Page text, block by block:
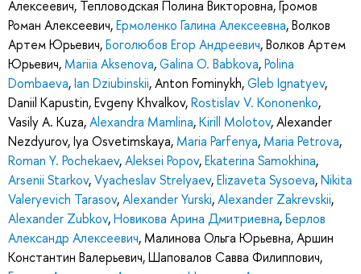
Алексеевич, Тепловодская Полина Викторовна,Громов
Роман Алексеевич,Ермоленко Галина Алексеевна,Волков
Артем Юрьевич,Боголюбов Егор Андреевич,Волков Артем
Юрьевич, Mariia Aksenova,Galina O. Babkova,Polina
Dombaeva,Ian Dziubinskii,Anton Fominykh,Gleb Ignatyev,
Daniil Kapustin,Evgeny Khvalkov,Rostislav V. Kononenko,
Vasily A. Kuza,Alexandra Mamlina,Kirill Molotov,Alexander
Nezdyurov,Iya Osvetimskaya, Maria Parfenya, Maria Petrova,
Roman Y. Pochekaev,Aleksei Popov,Ekaterina Samokhina,
Arsenii Starkov,Vyacheslav Strelyaev,Elizaveta Sysoeva,Nikita
Valeryevich Tarasov,Alexander Yurski,Alexander Zakrevskii,
Alexander Zubkov,Новикова Арина Дмитриевна,Берлов
Александр Алексеевич, Малинова Ольга Юрьевна,Аршин
Константин Валерьевич,Шаповалов Савва Филиппович,